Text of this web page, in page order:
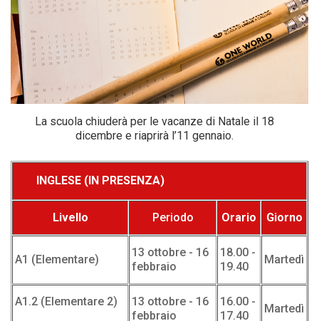
La scuola chiuderà per le vacanze di Natale il 18
dicembre e riaprirà l’11 gennaio.
INGLESE (IN PRESENZA)
Livello Periodo Orario Giorno
A1 (Elementare)
13 ottobre - 16
febbraio
18.00 -
19.40
Martedì
A1.2 (Elementare 2)
13 ottobre - 16
febbraio
16.00 -
17.40
Martedì